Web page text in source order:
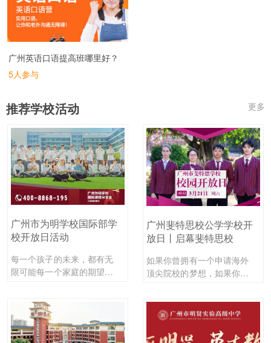
广州英语口语提高班哪里好？
5人参与
推荐学校活动 更多
广州市为明学校国际部学
校开放日活动
每一个孩子的未来，都有无
限可能每一个家庭的期望，
精心...
广州斐特思校公学学校开
放日丨启幕斐特思校
如果你曾拥有一个申请海外
顶尖院校的梦想，如果你曾
月2...